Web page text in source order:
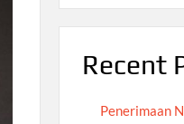
Recent
Penerimaan